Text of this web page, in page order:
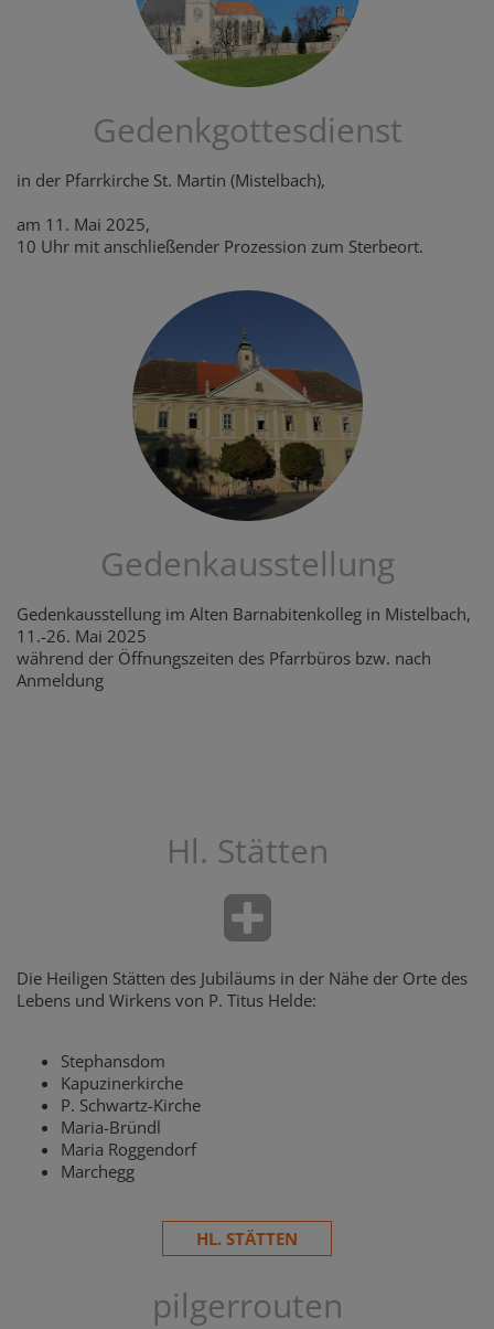
Gedenkgottesdienst
in der Pfarrkirche St. Martin (Mistelbach),
am 11. Mai 2025,
10 Uhr mit anschließender Prozession zum Sterbeort.
Gedenkausstellung
Gedenkausstellung im Alten Barnabitenkolleg in Mistelbach,
11.-26. Mai 2025
während der Öffnungszeiten des Pfarrbüros bzw. nach
Anmeldung
Hl. Stätten
Die Heiligen Stätten des Jubiläums in der Nähe der Orte des
Lebens und Wirkens von P. Titus Helde:
Stephansdom
Kapuzinerkirche
P. Schwartz-Kirche
Maria-Bründl
Maria Roggendorf
Marchegg
HL. STÄTTEN
pilgerrouten